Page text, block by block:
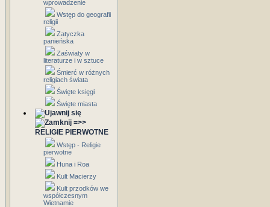
wprowadzenie
Wstęp do geografii
religii
Zatyczka
panieńska
Zaświaty w
literaturze i w sztuce
Śmierć w różnych
religiach świata
Święte księgi
Święte miasta
=>>
RELIGIE PIERWOTNE
Wstęp - Religie
pierwotne
Huna i Roa
Kult Macierzy
Kult przodków we
współczesnym
Wietnamie